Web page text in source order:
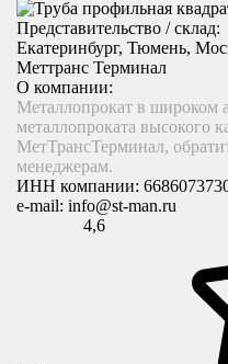
Представительство / склад:
Екатеринбург, Тюмень,
Меттранс Терминал
О компании:
Металлопрокат в широком
металлопроката высокого
МетТрансТерминал,
менеджерам.
ИНН компании:
e-mail: info@st-man.ru
4,6